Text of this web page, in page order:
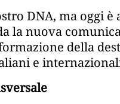
DNA, ma oggi
la nuova
della
e